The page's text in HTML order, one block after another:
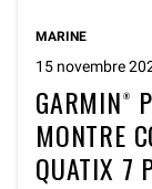
MARINE
15 novembre
GARMIN®
MONTRE
QUATIX 7